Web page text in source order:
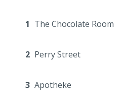
1 The Chocolate Room
2 Perry Street
3 Apotheke